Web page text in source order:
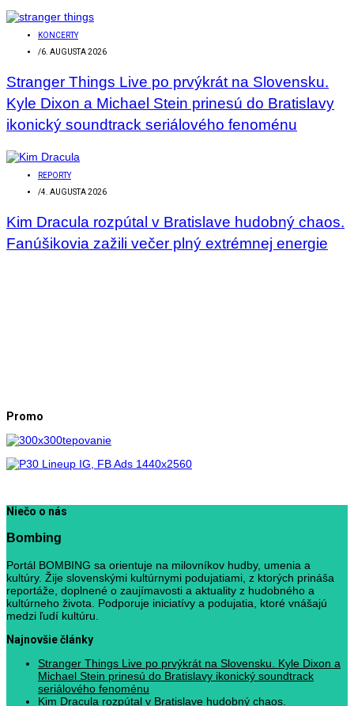
KONCERTY
/6. AUGUSTA 2026
Stranger Things Live po prvýkrát na Slovensku.
Kyle Dixon a Michael Stein prinesú do Bratislavy
ikonický soundtrack seriálového fenoménu
REPORTY
/4. AUGUSTA 2026
Kim Dracula rozpútal v Bratislave hudobný chaos.
Fanúšikovia zažili večer plný extrémnej energie
Promo
Niečo o nás
Bombing
Portál BOMBING sa orientuje na milovníkov hudby, umenia a
kultúry. Žije slovenskými kultúrnymi podujatiami, z ktorých prináša
reportáže, doplnené o zaujímavosti a aktuality z hudobného a
kultúrneho života. Podporuje iniciatívy a podujatia, ktoré vnášajú
medzi ľudí kultúru.
Najnovšie články
Stranger Things Live po prvýkrát na Slovensku. Kyle Dixon a
Michael Stein prinesú do Bratislavy ikonický soundtrack
seriálového fenoménu
Kim Dracula rozpútal v Bratislave hudobný chaos.